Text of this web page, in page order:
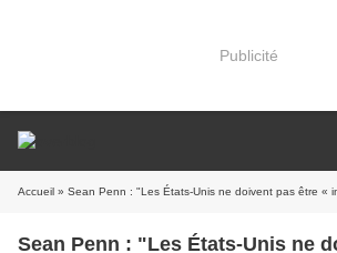
Publicité
Accueil » Sean Penn : "Les États-Unis ne doivent pas être « intimidés » d'utiliser
Sean Penn : "Les États-Unis ne